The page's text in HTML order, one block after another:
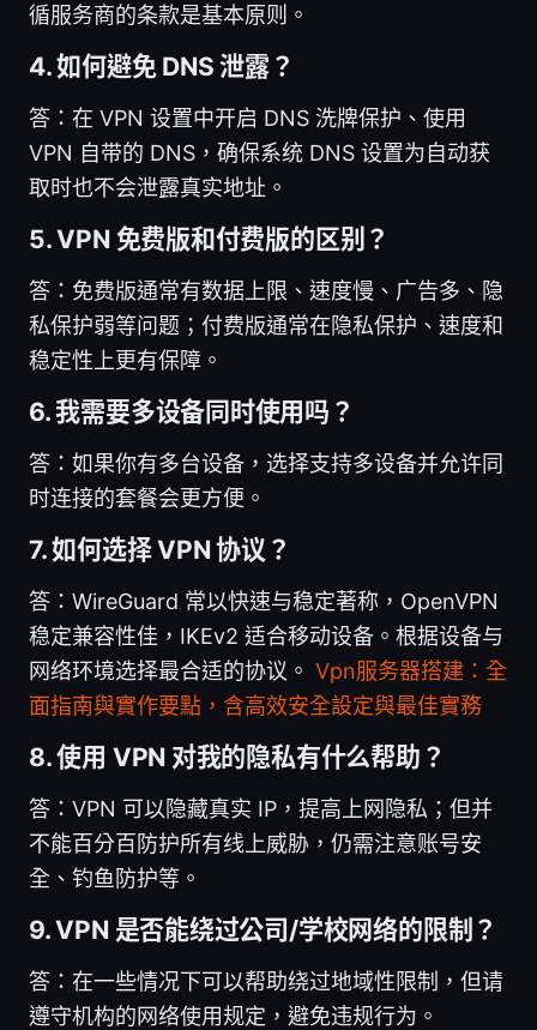
循服务商的条款是基本原则。
4. 如何避免 DNS 泄露？
答：在 VPN 设置中开启 DNS 洗牌保护、使用
VPN 自带的 DNS，确保系统 DNS 设置为自动获
取时也不会泄露真实地址。
5. VPN 免费版和付费版的区别？
答：免费版通常有数据上限、速度慢、广告多、隐
私保护弱等问题；付费版通常在隐私保护、速度和
稳定性上更有保障。
6. 我需要多设备同时使用吗？
答：如果你有多台设备，选择支持多设备并允许同
时连接的套餐会更方便。
7. 如何选择 VPN 协议？
答：WireGuard 常以快速与稳定著称，OpenVPN
稳定兼容性佳，IKEv2 适合移动设备。根据设备与
网络环境选择最合适的协议。 Vpn服务器搭建：全
面指南與實作要點，含高效安全設定與最佳實務
8. 使用 VPN 对我的隐私有什么帮助？
答：VPN 可以隐藏真实 IP，提高上网隐私；但并
不能百分百防护所有线上威胁，仍需注意账号安
全、钓鱼防护等。
9. VPN 是否能绕过公司/学校网络的限制？
答：在一些情况下可以帮助绕过地域性限制，但请
遵守机构的网络使用规定，避免违规行为。